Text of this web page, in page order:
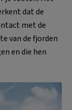
dat de
met de
van de fjorden
en die hen